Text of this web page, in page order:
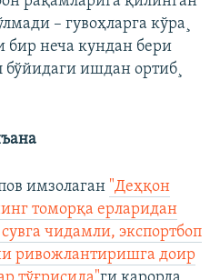
– гувоҳларга кўра¸
бир неча кундан бери
бўйидаги ишдан ортиб¸
имзолаган "Деҳқон
томорқа ерларидан
чидамли, экспортбоп
ривожлантиришга доир